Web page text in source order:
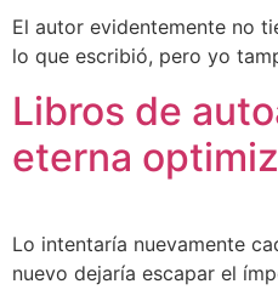
El autor evidentemente no
lo que escribió, pero yo
Libros de
eterna
Lo intentaría nuevamente
nuevo dejaría escapar el